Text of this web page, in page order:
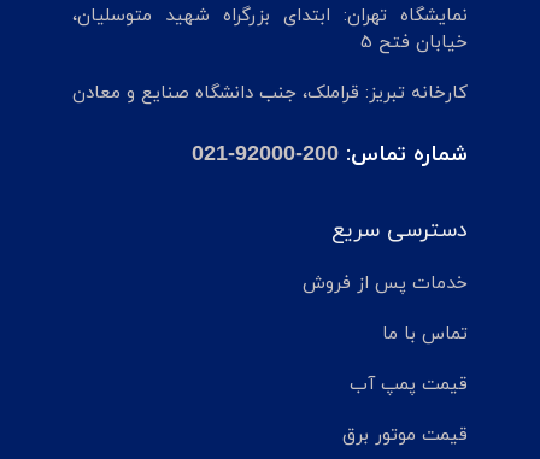
نمایشگاه تهران: ابتدای بزرگراه شهید متوسلیان،
خیابان فتح 5
کارخانه تبریز: قراملک، جنب دانشگاه صنایع و معادن
شماره تماس: 021-92000-200
دسترسی سریع
خدمات پس از فروش
تماس با ما
قیمت پمپ آب
قیمت موتور برق